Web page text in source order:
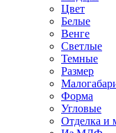
Цвет
Белые
Венге
Светлые
Темные
Размер
Форма
Угловые
Отделка и